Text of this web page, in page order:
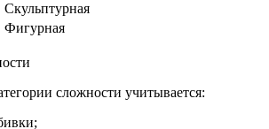
Скульптурная
Фигурная
сложности учитывается: